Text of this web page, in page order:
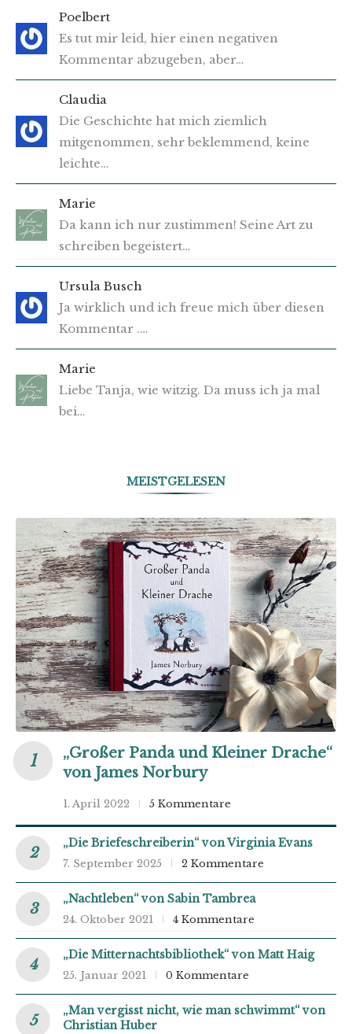
Poelbert
Es tut mir leid, hier einen negativen
Kommentar abzugeben, aber…
Claudia
Die Geschichte hat mich ziemlich
mitgenommen, sehr beklemmend, keine
leichte…
Marie
Da kann ich nur zustimmen! Seine Art zu
schreiben begeistert…
Ursula Busch
Ja wirklich und ich freue mich über diesen
Kommentar .…
Marie
Liebe Tanja, wie witzig. Da muss ich ja mal
bei…
MEISTGELESEN
„Großer Panda und Kleiner Drache“
von James Norbury
1. April 2022 5 Kommentare
„Die Briefeschreiberin“ von Virginia Evans
7. September 2025 2 Kommentare
„Nachtleben“ von Sabin Tambrea
24. Oktober 2021 4 Kommentare
„Die Mitternachtsbibliothek“ von Matt Haig
25. Januar 2021 0 Kommentare
„Man vergisst nicht, wie man schwimmt“ von
Christian Huber